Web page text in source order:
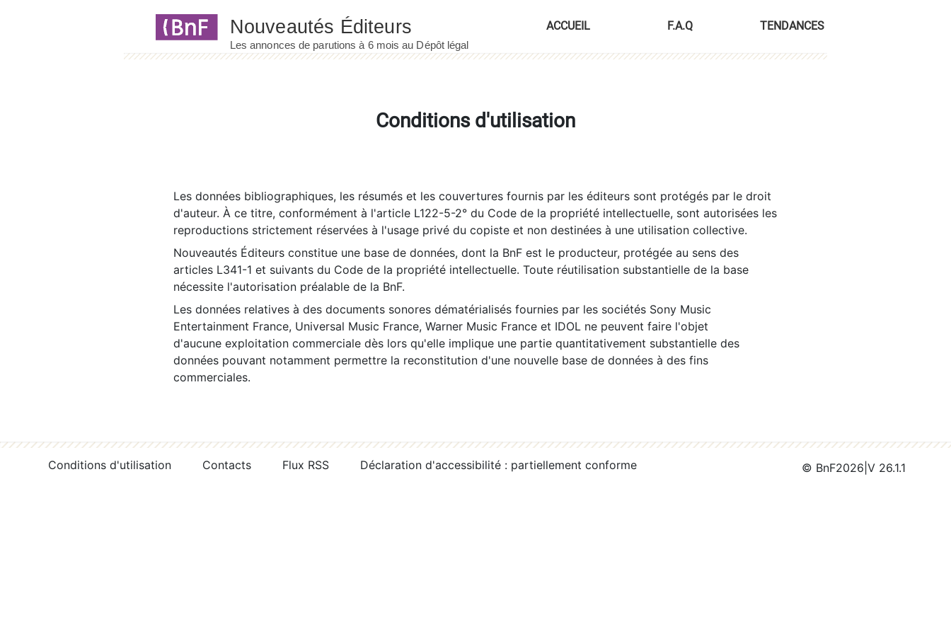
ACCUEIL F.A.Q TENDANCES
Conditions d'utilisation
Les données bibliographiques, les résumés et les couvertures fournis par les éditeurs sont protégés par le droit
d'auteur. À ce titre, conformément à l'article L122-5-2° du Code de la propriété intellectuelle, sont autorisées les
reproductions strictement réservées à l'usage privé du copiste et non destinées à une utilisation collective.
Nouveautés Éditeurs constitue une base de données, dont la BnF est le producteur, protégée au sens des
articles L341-1 et suivants du Code de la propriété intellectuelle. Toute réutilisation substantielle de la base
nécessite l'autorisation préalable de la BnF.
Les données relatives à des documents sonores dématérialisés fournies par les sociétés Sony Music
Entertainment France, Universal Music France, Warner Music France et IDOL ne peuvent faire l'objet
d'aucune exploitation commerciale dès lors qu'elle implique une partie quantitativement substantielle des
données pouvant notamment permettre la reconstitution d'une nouvelle base de données à des fins
commerciales.
Conditions d'utilisation Contacts Flux RSS Déclaration d'accessibilité : partiellement conforme © BnF2026 V 26.1.1